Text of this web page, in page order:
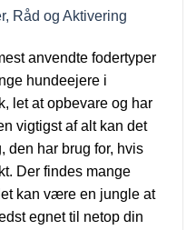
anvendte fodertyper
hundeejere i
let at opbevare og har
vigtigst af alt kan det
har brug for, hvis
Der findes mange
kan være en jungle at
egnet til netop din